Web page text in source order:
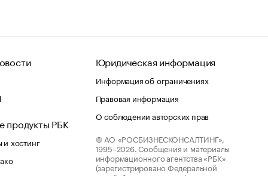
продукты РБК
хостинг
Юридическая информация
Информация об ограничениях
Правовая информация
О соблюдении авторских прав
© АО «РОСБИЗНЕСКОНСАЛТИНГ»,
1995–2026. Сообщения и материалы
информационного агентства «РБК»
(зарегистрировано Федеральной